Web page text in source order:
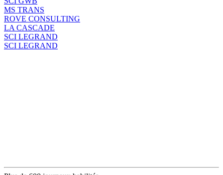
MS TRANS
ROVE CONSULTING
LA CASCADE
SCI LEGRAND
SCI LEGRAND